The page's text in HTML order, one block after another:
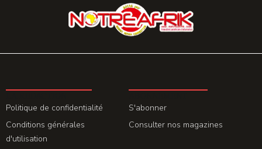
Politique de confidentialité
Conditions générales
d'utilisation
S'abonner
Consulter nos magazines